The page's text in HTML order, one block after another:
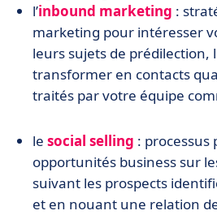
l’inbound marketing :
marketing pour intéresser
leurs sujets de prédilection,
transformer en contacts
traités par votre équipe
le social selling : processus
opportunités business sur
suivant les prospects
et en nouant une relation